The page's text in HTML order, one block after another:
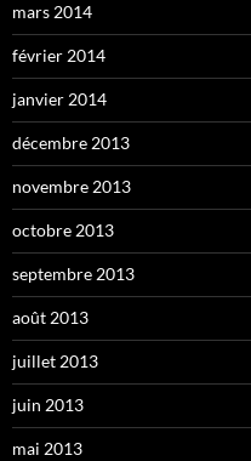
mars 2014
février 2014
janvier 2014
décembre 2013
novembre 2013
octobre 2013
septembre 2013
août 2013
juillet 2013
juin 2013
mai 2013